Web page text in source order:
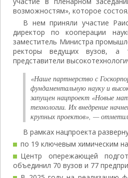
возможностям», которое
В нем приняли участие
директор по кооперации
заместитель Министра
ректоры ведущих вузов, а
представители
«Наше партнерство с
фундаментальную науку и
запущен нацпроект «Новые
технологии. Их внедрение
крупных проектов», —
В рамках нацпроекта
по 19 ключевым химическим
Центр опережающей
объединил 70 вузов и 77